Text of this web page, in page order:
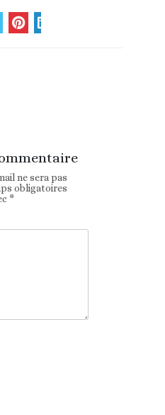
ne sera pas
obligatoires
*